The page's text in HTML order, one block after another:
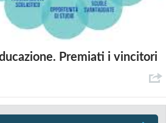
Premiati i vincitori